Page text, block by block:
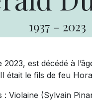
1937 - 2023
est décédé à
était le fils de feu
Violaine (Sylvain